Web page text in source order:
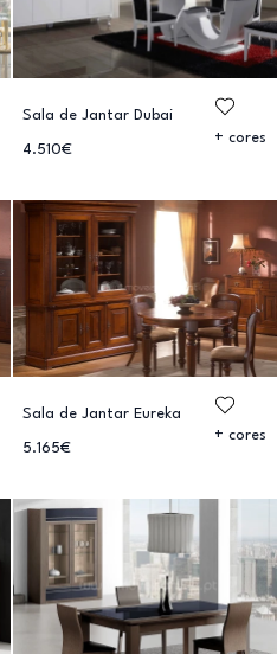
Sala de Jantar Dubai
4.510€
+ cores
Sala de Jantar Eureka
5.165€
+ cores